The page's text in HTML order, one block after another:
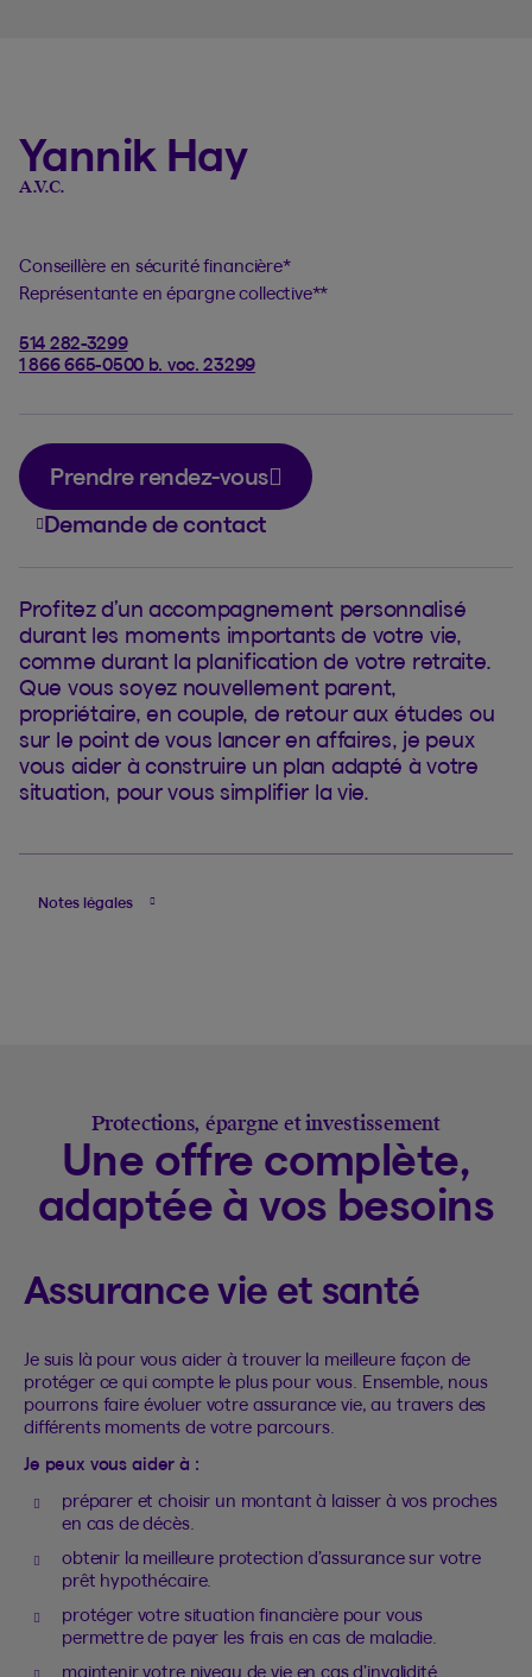
Yannik Hay
A.V.C.
Conseillère en sécurité financière*
Représentante en épargne collective**
514 282-3299
1 866 665-0500 b. voc. 23299
Demande de contact
Prendre rendez-vous
Profitez d’un accompagnement personnalisé
durant les moments importants de votre vie,
comme durant la planification de votre retraite.
Que vous soyez nouvellement parent,
propriétaire, en couple, de retour aux études ou
sur le point de vous lancer en affaires, je peux
vous aider à construire un plan adapté à votre
situation, pour vous simplifier la vie.
Notes légales
Protections, épargne et investissement
Une offre complète,
adaptée à vos besoins
Assurance vie et santé
Je suis là pour vous aider à trouver la meilleure façon de
protéger ce qui compte le plus pour vous. Ensemble, nous
pourrons faire évoluer votre assurance vie, au travers des
différents moments de votre parcours.
Je peux vous aider à :
préparer et choisir un montant à laisser à vos proches
en cas de décès.
obtenir la meilleure protection d’assurance sur votre
prêt hypothécaire.
protéger votre situation financière pour vous
permettre de payer les frais en cas de maladie.
maintenir votre niveau de vie en cas d’invalidité.